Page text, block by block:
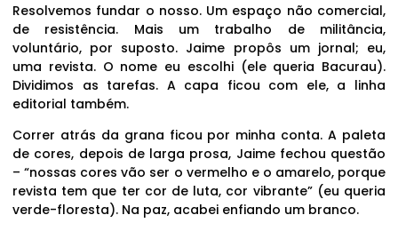
Resolvemos fundar o nosso. Um espaço não comercial,
de resistência. Mais um trabalho de militância,
voluntário, por suposto. Jaime propôs um jornal; eu,
uma revista. O nome eu escolhi (ele queria Bacurau).
Dividimos as tarefas. A capa ficou com ele, a linha
editorial também.
Correr atrás da grana ficou por minha conta. A paleta
de cores, depois de larga prosa, Jaime fechou questão
– “nossas cores vão ser o vermelho e o amarelo, porque
revista tem que ter cor de luta, cor vibrante” (eu queria
verde-floresta). Na paz, acabei enfiando um branco.